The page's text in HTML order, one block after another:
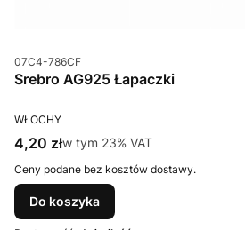
Kod produktu
07C4-786CF
Srebro AG925 Łapaczki
PRODUCENT
WŁOCHY
Cena brutto
4,20 złw tym %s VAT
w tym 23% VAT
Ceny podane bez kosztów dostawy.
Do koszyka